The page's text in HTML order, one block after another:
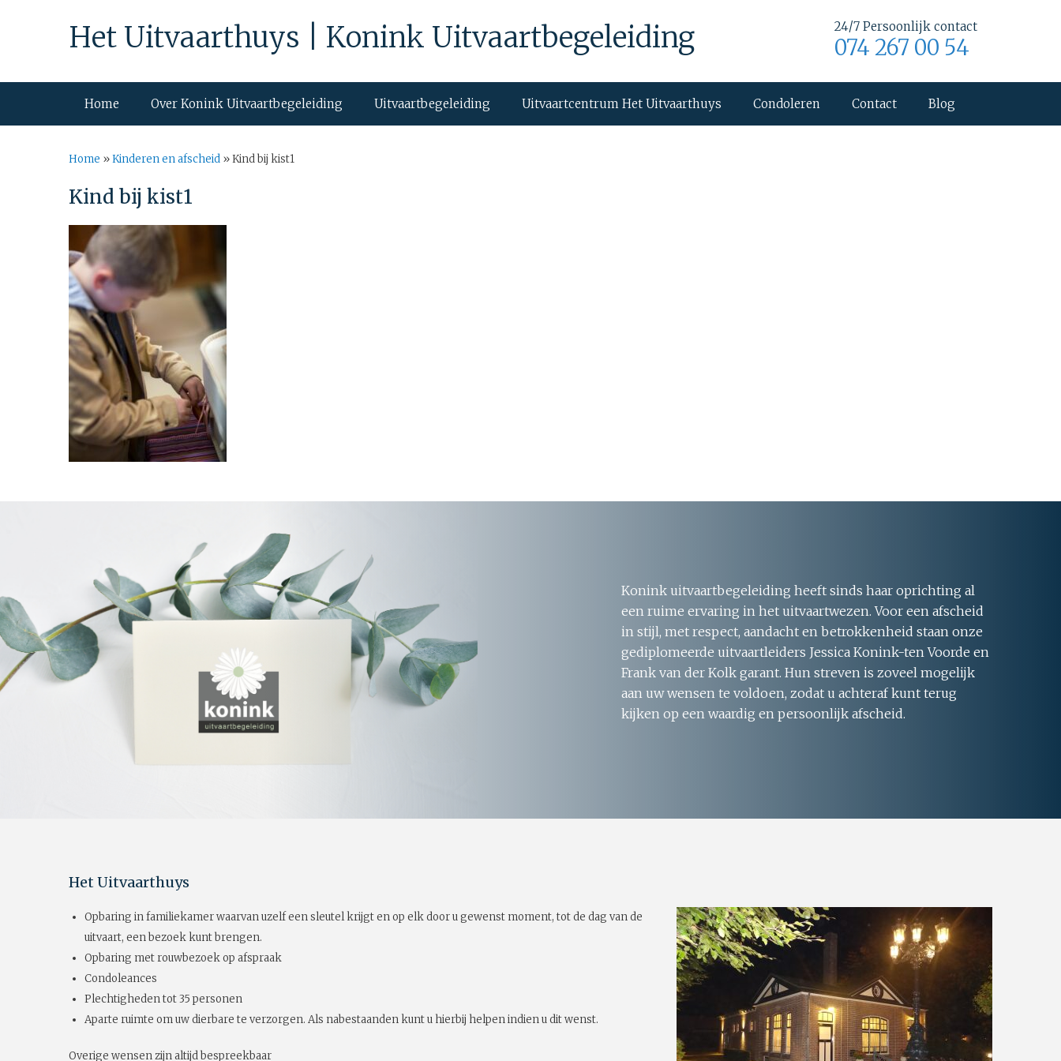
Het Uitvaarthuys | Konink Uitvaartbegeleiding 24/7 Persoonlijk contact
074 267 00 54
Home Over Konink Uitvaartbegeleiding Uitvaartbegeleiding Uitvaartcentrum Het Uitvaarthuys Condoleren Contact Blog
Home »Kinderen en afscheid »Kind bij kist1
Kind bij kist1
Konink uitvaartbegeleiding heeft sinds haar oprichting al
een ruime ervaring in het uitvaartwezen. Voor een afscheid
in stijl, met respect, aandacht en betrokkenheid staan onze
gediplomeerde uitvaartleiders Jessica Konink-ten Voorde en
Frank van der Kolk garant. Hun streven is zoveel mogelijk
aan uw wensen te voldoen, zodat u achteraf kunt terug
kijken op een waardig en persoonlijk afscheid.
Het Uitvaarthuys
Opbaring in familiekamer waarvan uzelf een sleutel krijgt en op elk door u gewenst moment, tot de dag van de
uitvaart, een bezoek kunt brengen.
Opbaring met rouwbezoek op afspraak
Condoleances
Plechtigheden tot 35 personen
Aparte ruimte om uw dierbare te verzorgen. Als nabestaanden kunt u hierbij helpen indien u dit wenst.
Overige wensen zijn altijd bespreekbaar